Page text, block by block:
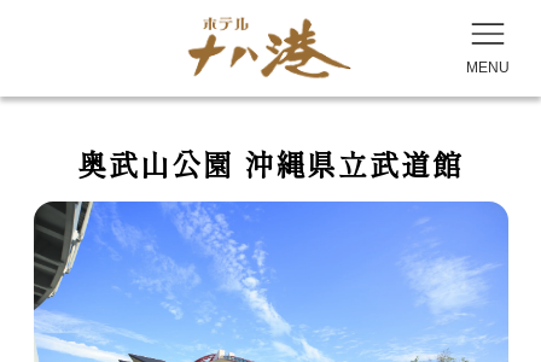
MENU
奥武山公園 沖縄県立武道館